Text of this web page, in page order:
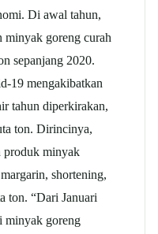
Di awal tahun,
goreng curah
sepanjang 2020.
19 mengakibatkan
tahun diperkirakan,
ton. Dirincinya,
produk minyak
shortening,
ton. “Dari Januari
minyak goreng